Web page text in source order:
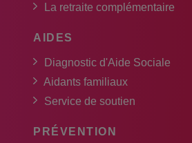
La retraite complémentaire
AIDES
Diagnostic d'Aide Sociale
Aidants familiaux
Service de soutien
PRÉVENTION